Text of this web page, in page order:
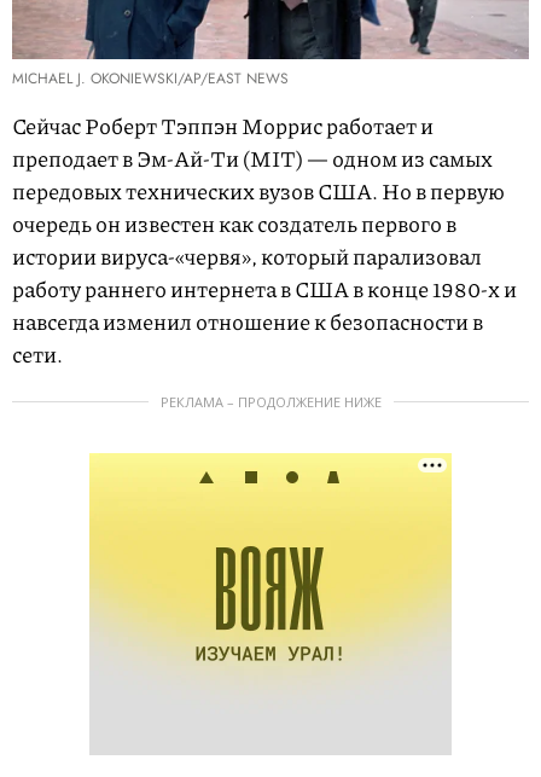
MICHAEL J. OKONIEWSKI/AP/EAST NEWS
Сейчас Роберт Тэппэн Моррис работает и
преподает в Эм-Ай-Ти (MIT) — одном из самых
передовых технических вузов США. Но в первую
очередь он известен как создатель первого в
истории вируса-«червя», который парализовал
работу раннего интернета в США в конце 1980-х и
навсегда изменил отношение к безопасности в
сети.
РЕКЛАМА – ПРОДОЛЖЕНИЕ НИЖЕ